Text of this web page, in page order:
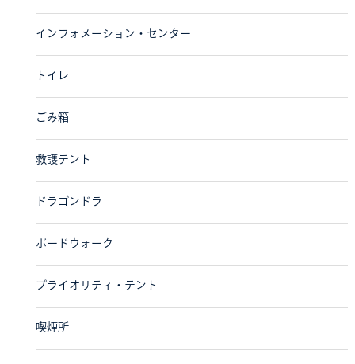
インフォメーション・センター
トイレ
ごみ箱
救護テント
ドラゴンドラ
ボードウォーク
プライオリティ・テント
喫煙所